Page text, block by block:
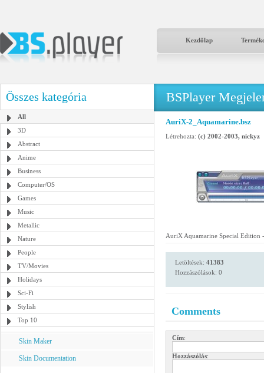
Kezdőlap
Összes kategória
All
3D
Abstract
Anime
Business
Computer/OS
Games
Music
Metallic
Nature
People
TV/Movies
Holidays
Sci-Fi
Stylish
Top 10
Skin Maker
Skin Documentation
BSPlayer
AuriX-2_Aquamarine.bsz
Létrehozta: (c) 2002-2003, nickyz
AuriX Aquamarine Special Edition
Letöltések: 41383
Hozzászólások: 0
Comments
Cím:
Hozzászólás: